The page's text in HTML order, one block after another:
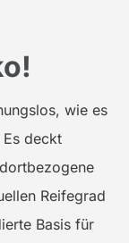
wie es
deckt
Reifegrad
Basis für